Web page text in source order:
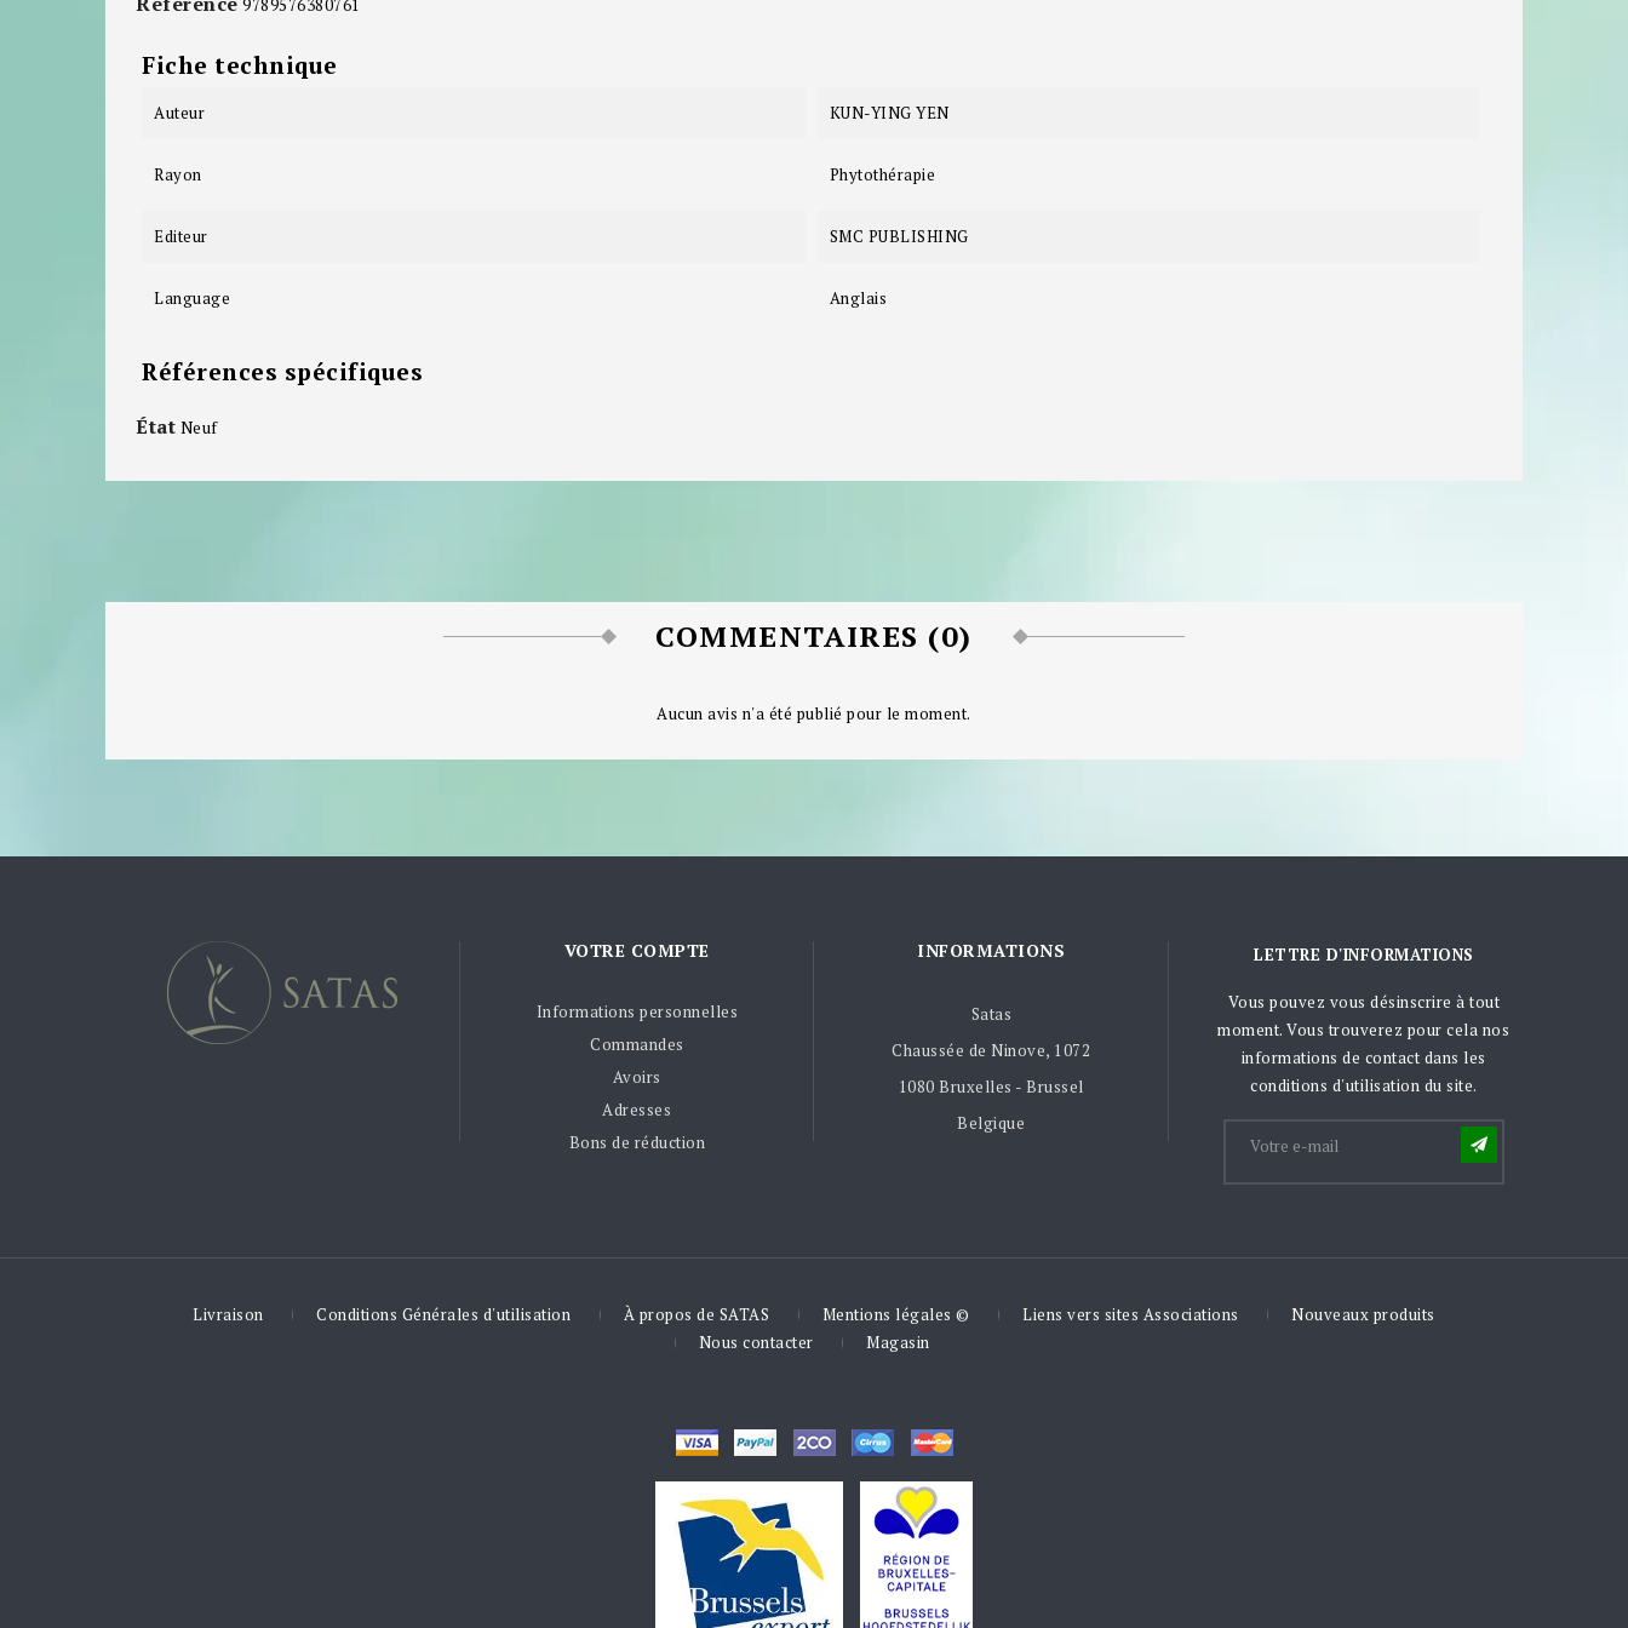
Fiche technique
Auteur KUN-YING YEN
Rayon Phytothérapie
Editeur SMC PUBLISHING
Language Anglais
Références spécifiques
État Neuf
COMMENTAIRES (0)
Aucun avis n'a été publié pour le moment.
VOTRE COMPTE
Informations personnelles
Commandes
Avoirs
Adresses
Bons de réduction
INFORMATIONS
Satas
Chaussée de Ninove, 1072
1080 Bruxelles - Brussel
Belgique
LETTRE D'INFORMATIONS
Vous pouvez vous désinscrire à tout
moment. Vous trouverez pour cela nos
informations de contact dans les
conditions d'utilisation du site.
Livraison Conditions Générales d'utilisation À propos de SATAS Mentions légales © Liens vers sites Associations
Nouveaux produits
Nous contacter
Magasin